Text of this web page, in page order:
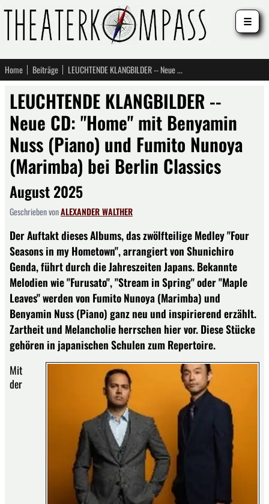
Home Beiträge LEUCHTENDE KLANGBILDER -- Neue CD: "Home" mit Benyamin Nuss (Piano) und Fumito Nunoya (Marimba) bei Berlin Classics
LEUCHTENDE KLANGBILDER --
Neue CD: "Home" mit Benyamin
Nuss (Piano) und Fumito Nunoya
(Marimba) bei Berlin Classics
August 2025
Geschrieben vonALEXANDER WALTHER
Der Auftakt dieses Albums, das zwölfteilige Medley "Four
Seasons in my Hometown", arrangiert von Shunichiro
Genda, führt durch die Jahreszeiten Japans. Bekannte
Melodien wie "Furusato", "Stream in Spring" oder "Maple
Leaves" werden von Fumito Nunoya (Marimba) und
Benyamin Nuss (Piano) ganz neu und inspirierend erzählt.
Zartheit und Melancholie herrschen hier vor. Diese Stücke
gehören in japanischen Schulen zum Repertoire.
Mit
der
☰